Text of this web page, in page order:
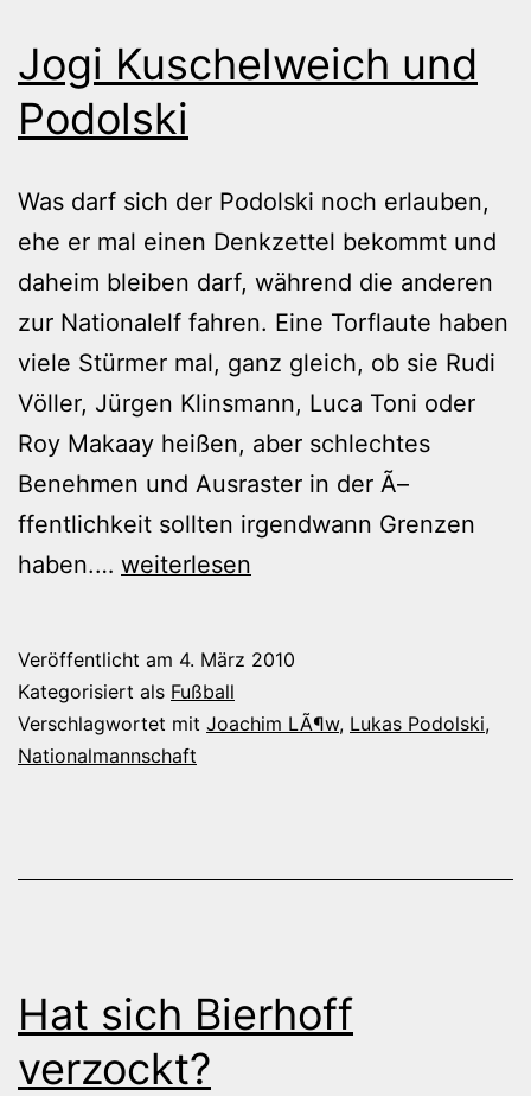
Jogi Kuschelweich und
Podolski
Was darf sich der Podolski noch erlauben,
ehe er mal einen Denkzettel bekommt und
daheim bleiben darf, während die anderen
zur Nationalelf fahren. Eine Torflaute haben
viele Stürmer mal, ganz gleich, ob sie Rudi
Völler, Jürgen Klinsmann, Luca Toni oder
Roy Makaay heißen, aber schlechtes
Benehmen und Ausraster in der Ã–
ffentlichkeit sollten irgendwann Grenzen
haben.… Jogi
Podolski
weiterlesen
Veröffentlicht am 4. März 2010
Kategorisiert als Fußball
Verschlagwortet mit Joachim LÃ¶w, Lukas Podolski,
Nationalmannschaft
Hat sich Bierhoff
verzockt?